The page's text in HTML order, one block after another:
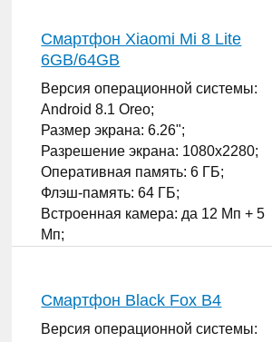
12 Мп + 20 Мп;
Количество SIM-карт: 2;
Смартфон Xiaomi Mi 8 Lite
6GB/64GB
Версия операционной системы:
Android 8.1 Oreo;
Размер экрана: 6.26";
Разрешение экрана: 1080x2280;
Оперативная память: 6 ГБ;
Флэш-память: 64 ГБ;
Встроенная камера: да 12 Мп + 5
Мп;
Смартфон Black Fox B4
Версия операционной системы: